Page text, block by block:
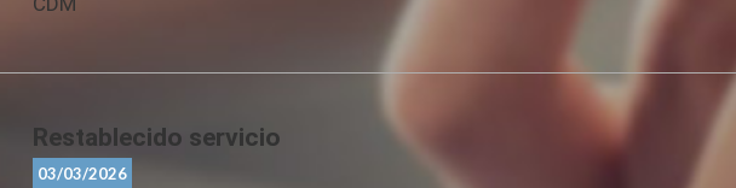
Restablecido servicio
03/03/2026